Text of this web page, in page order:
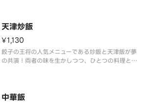
※写真はイメージです。
※かに風味かまぼこ使用
【バイオマススプーン
天津炒飯
¥1,130
餃子の王将の人気メニューである炒飯と天津飯が夢
の共演！両者の味を生かしつつ、ひとつの料理とし
中華飯